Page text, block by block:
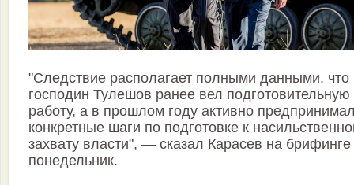
"Следствие располагает полными данными, что
господин Тулешов ранее вел подготовительную
работу, а в прошлом году активно
конкретные шаги по подготовке к
захвату власти", — сказал Карасев на брифинге
понедельник.